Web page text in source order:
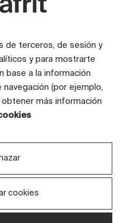
de terceros, de sesión y
y para mostrarte
base a la información
(por ejemplo,
obtener más información
cookies